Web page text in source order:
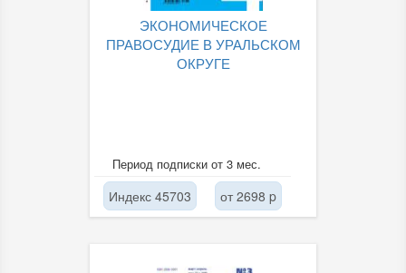
ЭКОНОМИЧЕСКОЕ
ПРАВОСУДИЕ В УРАЛЬСКОМ
ОКРУГЕ
Период подписки от 3 мес.
Индекс 45703 от 2698 p